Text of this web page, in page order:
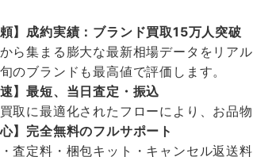
頼】成約実績：ブランド買取15万人突破
ら集まる膨大な最新相場データをリア
のブランドも最高値で評価します。
速】最短、当日査定・振込
取に最適化されたフローにより、お品
心】完全無料のフルサポート
査定料・梱包キット・キャンセル返送